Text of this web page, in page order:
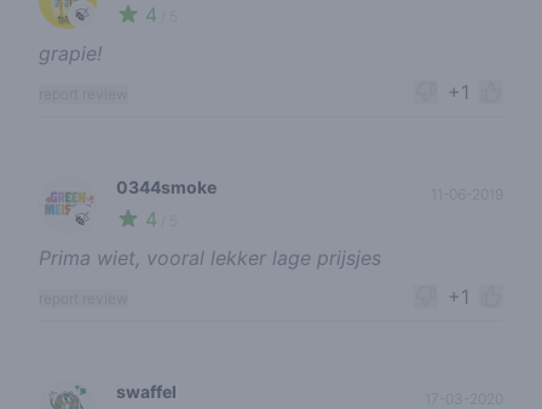
🍃 4
grapie!
+1
🍃
0344smoke
4
Prima wiet, vooral lekker lage prijsjes
+1
swaffel 17-03-2020